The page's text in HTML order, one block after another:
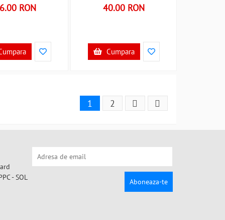
RON 40.00 RON
Cumpara
1 2
Aboneaza-te